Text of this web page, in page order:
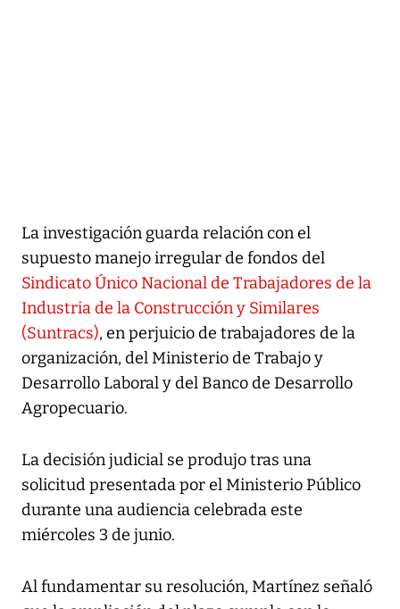
La investigación guarda relación con el
supuesto manejo irregular de fondos del
Sindicato Único Nacional de Trabajadores de la
Industria de la Construcción y Similares
(Suntracs), en perjuicio de trabajadores de la
organización, del Ministerio de Trabajo y
Desarrollo Laboral y del Banco de Desarrollo
Agropecuario.
La decisión judicial se produjo tras una
solicitud presentada por el Ministerio Público
durante una audiencia celebrada este
miércoles 3 de junio.
Al fundamentar su resolución, Martínez señaló